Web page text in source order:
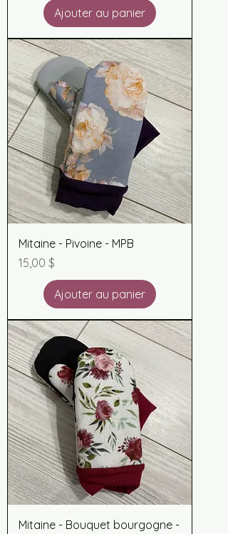
Ajouter au panier
Mitaine - Pivoine - MPB
Prix
15,00 $
Ajouter au panier
Mitaine - Bouquet bourgogne -